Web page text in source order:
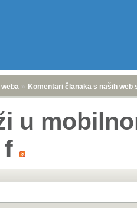
» Komentari članaka s naših web
u
f